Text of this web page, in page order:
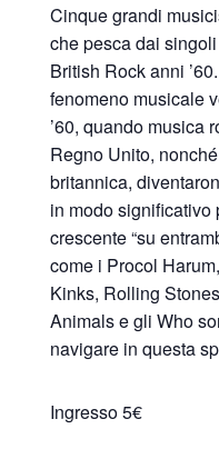
Cinque grandi
che pesca dai
British Rock anni
fenomeno musicale
’60, quando musica
Regno Unito,
britannica,
in modo significativo
crescente “su
come i Procol
Kinks, Rolling
Animals e gli Who
navigare in questa
Ingresso 5€